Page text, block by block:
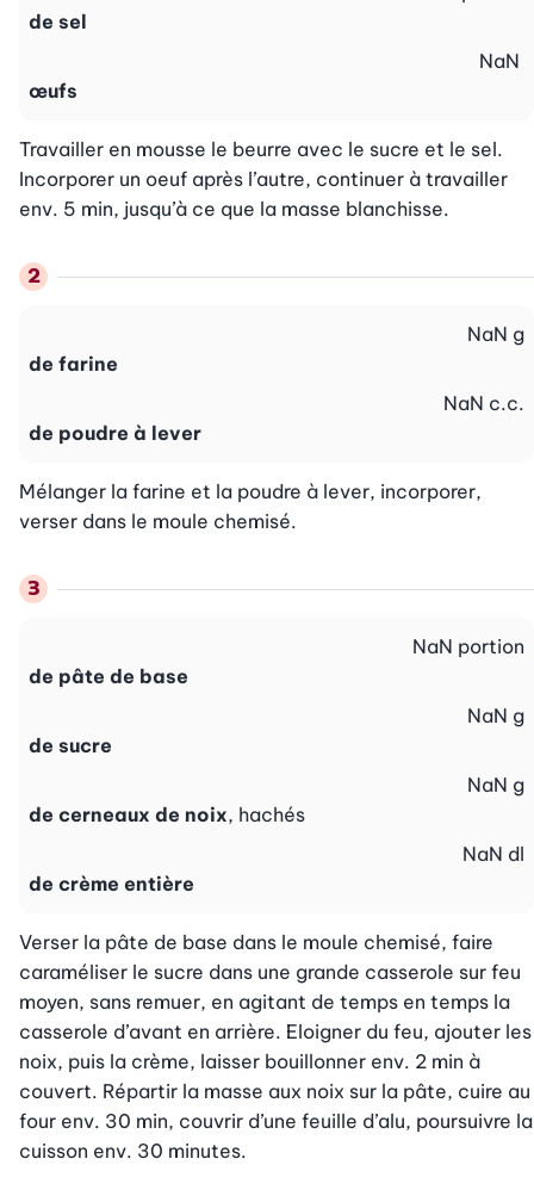
de sel
œufs
NaN
Travailler en mousse le beurre avec le sucre et le sel.
Incorporer un oeuf après l’autre, continuer à travailler
env. 5 min, jusqu’à ce que la masse blanchisse.
de farine
NaN g
de poudre à lever
NaN c.c.
Mélanger la farine et la poudre à lever, incorporer,
verser dans le moule chemisé.
de pâte de base
NaN portion
de sucre
NaN g
de cerneaux de noix, hachés
NaN g
de crème entière
NaN dl
Verser la pâte de base dans le moule chemisé, faire
caraméliser le sucre dans une grande casserole sur feu
moyen, sans remuer, en agitant de temps en temps la
casserole d’avant en arrière. Eloigner du feu, ajouter les
noix, puis la crème, laisser bouillonner env. 2 min à
couvert. Répartir la masse aux noix sur la pâte, cuire au
four env. 30 min, couvrir d’une feuille d’alu, poursuivre la
cuisson env. 30 minutes.